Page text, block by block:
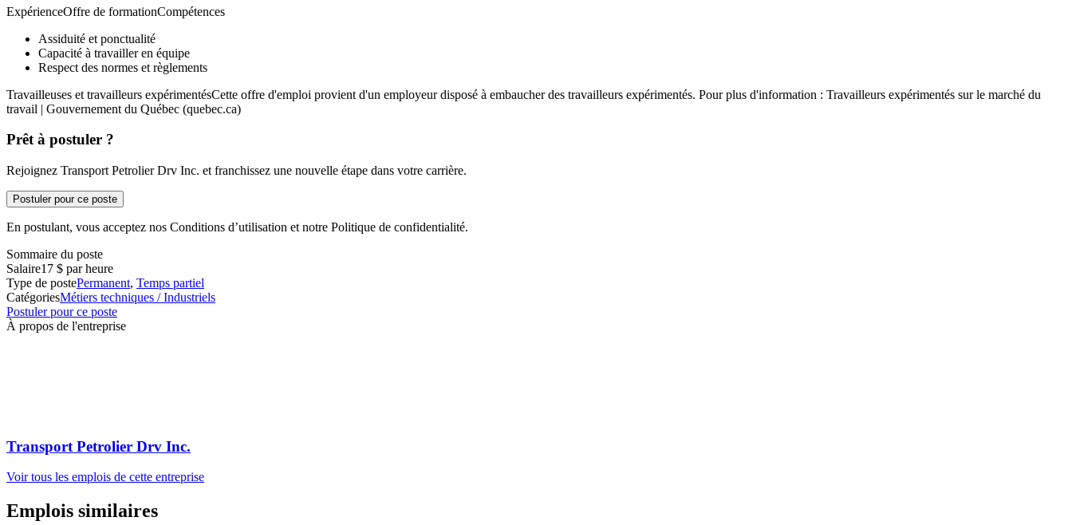
ExpérienceOffre de formationCompétences
Assiduité et ponctualité
Capacité à travailler en équipe
Respect des normes et règlements
Travailleuses et travailleurs expérimentésCette offre d'emploi provient d'un employeur disposé à embaucher des travailleurs expérimentés. Pour plus d'information : Travailleurs expérimentés sur le marché du
travail | Gouvernement du Québec (quebec.ca)
Prêt à postuler ?
Rejoignez Transport Petrolier Drv Inc. et franchissez une nouvelle étape dans votre carrière.
Postuler pour ce poste
En postulant, vous acceptez nos Conditions d’utilisation et notre Politique de confidentialité.
Sommaire du poste
Salaire17 $ par heure
Type de postePermanent, Temps partiel
CatégoriesMétiers techniques / Industriels
Postuler pour ce poste
À propos de l'entreprise
Transport Petrolier Drv Inc.
Voir tous les emplois de cette entreprise
Emplois similaires